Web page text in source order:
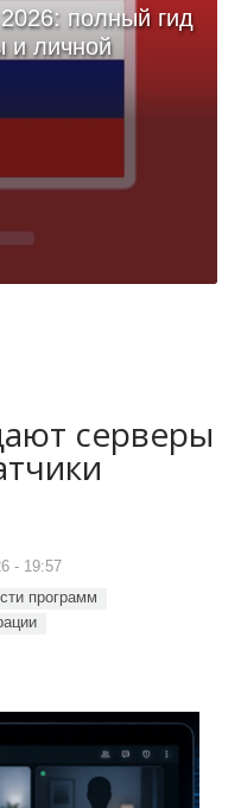
полный гид
и личной
серверы
- 19:57
программ